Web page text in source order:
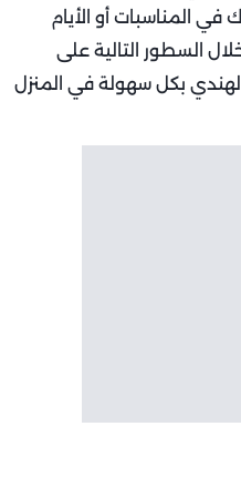
المناسبات أو الأيام
السطور التالية على
بكل سهولة في المنزل